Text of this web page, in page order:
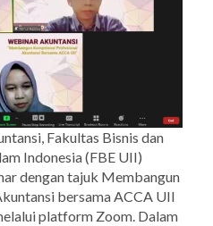
Fakultas Bisnis dan
Indonesia (FBE UII)
dengan tajuk Membangun
bersama ACCA UII
platform Zoom. Dalam